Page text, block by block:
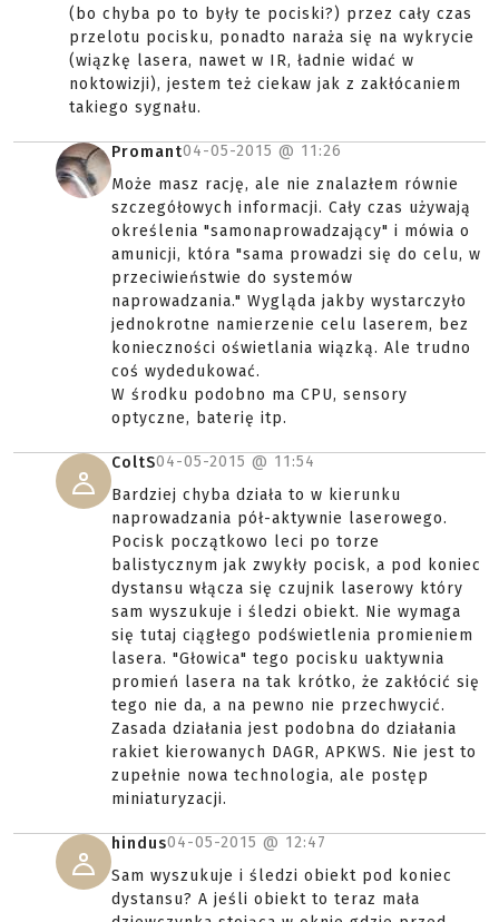
(bo chyba po to były te pociski?) przez cały czas
przelotu pocisku, ponadto naraża się na wykrycie
(wiązkę lasera, nawet w IR, ładnie widać w
noktowizji), jestem też ciekaw jak z zakłócaniem
takiego sygnału.
Promant04-05-2015 @ 11:26
Może masz rację, ale nie znalazłem równie
szczegółowych informacji. Cały czas używają
określenia "samonaprowadzający" i mówia o
amunicji, która "sama prowadzi się do celu, w
przeciwieństwie do systemów
naprowadzania." Wygląda jakby wystarczyło
jednokrotne namierzenie celu laserem, bez
konieczności oświetlania wiązką. Ale trudno
coś wydedukować.
W środku podobno ma CPU, sensory
optyczne, baterię itp.
ColtS04-05-2015 @ 11:54
Bardziej chyba działa to w kierunku
naprowadzania pół-aktywnie laserowego.
Pocisk początkowo leci po torze
balistycznym jak zwykły pocisk, a pod koniec
dystansu włącza się czujnik laserowy który
sam wyszukuje i śledzi obiekt. Nie wymaga
się tutaj ciągłego podświetlenia promieniem
lasera. "Głowica" tego pocisku uaktywnia
promień lasera na tak krótko, że zakłócić się
tego nie da, a na pewno nie przechwycić.
Zasada działania jest podobna do działania
rakiet kierowanych DAGR, APKWS. Nie jest to
zupełnie nowa technologia, ale postęp
miniaturyzacji.
hindus04-05-2015 @ 12:47
Sam wyszukuje i śledzi obiekt pod koniec
dystansu? A jeśli obiekt to teraz mała